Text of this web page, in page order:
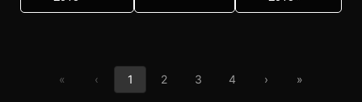
First page
« Previous page
‹ 1 2 3 4 Next page
› Last page
»